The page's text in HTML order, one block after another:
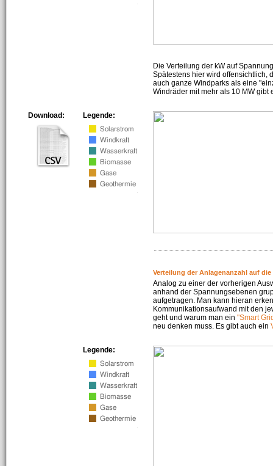
Die Verteilung der kW auf
Spätestens hier wird offensichtlich,
auch ganze Windparks als eine
Windräder mit mehr als 10 MW gibt
Legende:
Download:
Verteilung der Anlagenanzahl auf die
Analog zu einer der vorherigen
anhand der Spannungsebenen
aufgetragen. Man kann hieran
Kommunikationsaufwand mit den
geht und warum man ein "Smart
neu denken muss. Es gibt auch ein
Legende: